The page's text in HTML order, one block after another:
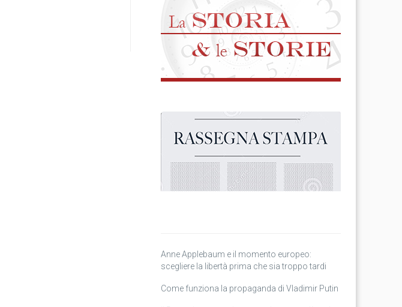
Anne Applebaum e il momento europeo:
scegliere la libertà prima che sia troppo tardi
Come funziona la propaganda di Vladimir Putin